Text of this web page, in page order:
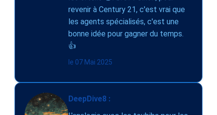
revenir à Century 21, c'est vrai que
les agents spécialisés, c'est une
bonne idée pour gagner du temps.
👍
le 07 Mai 2025
DeepDive8 :